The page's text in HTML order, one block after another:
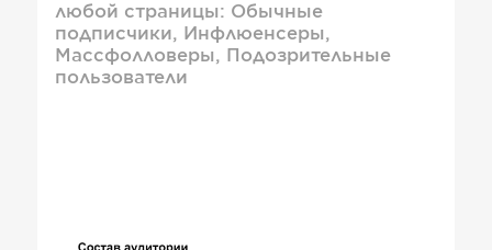
любой страницы: Обычные
подписчики, Инфлюенсеры,
Массфолловеры, Подозрительные
пользователи